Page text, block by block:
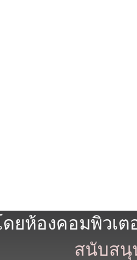
ยห้องคอมพิวเ
สนับสนุ